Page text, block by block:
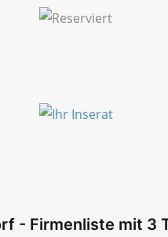
- Firmenliste mit 3